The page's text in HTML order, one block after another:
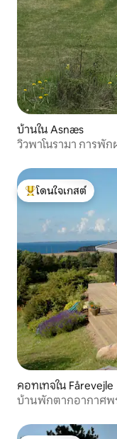
บ้านใน Asnæs
วิวพาโนรามา การพั
โดนใจเกสต์ที่สุด
โดนใจเกสต์
คอทเทจใน Fårevejle
บ้านพักตากอากาศพ